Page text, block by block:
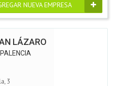
NUEVA EMPRESA
LÁZARO
PALENCIA
3